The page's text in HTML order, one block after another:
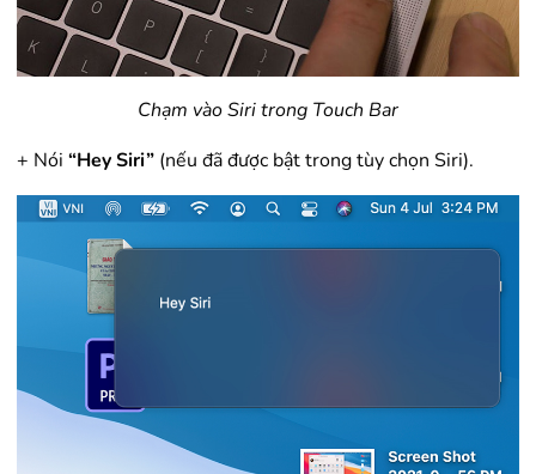
Chạm vào Siri trong Touch Bar
+ Nói “Hey Siri” (nếu đã được bật trong tùy chọn Siri).